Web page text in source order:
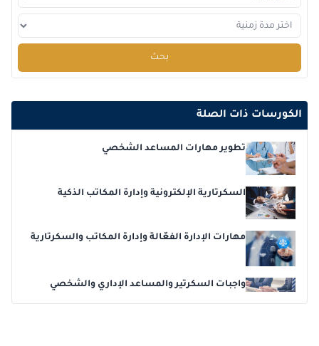
بحث
الكورسات ذات الصلة
تطوير مهارات المساعد الشخصي
السكرتارية الإلكترونية وإدارة المكاتب الذكية
مهارات الإدارة الفعّالة وإدارة المكاتب والسكرتارية
واجبات السكرتير والمساعد الإداري والشخصي